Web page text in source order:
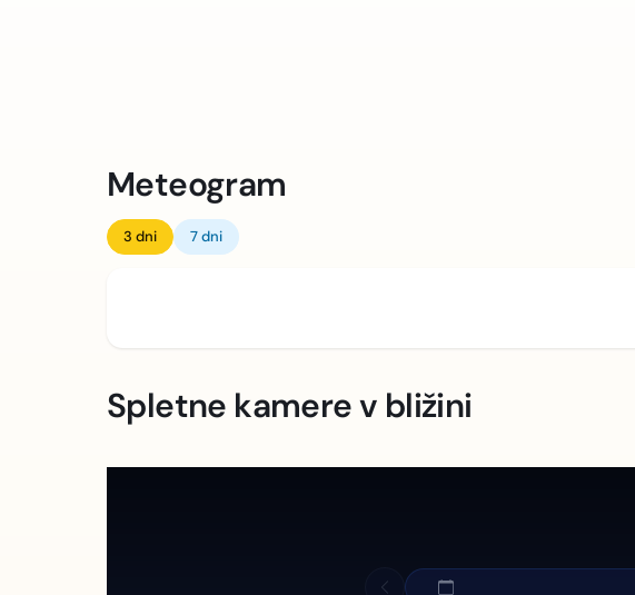
Meteogram
3 dni 7 dni
Spletne kamere v bližini